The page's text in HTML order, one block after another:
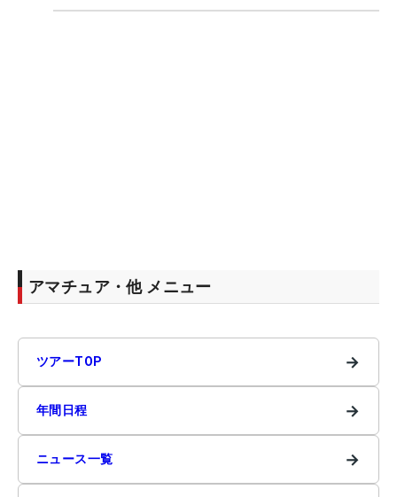
アマチュア・他 メニュー
ツアーTOP →
年間日程 →
ニュース一覧 →